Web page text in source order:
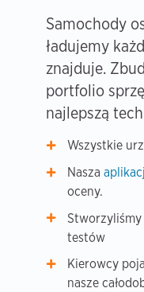
Samochody
ładujemy
znajduje.
portfolio
najlepszą
Wszystkie
Nasza
oceny.
Stworzyliśmy
testów
Kierowcy
nasze